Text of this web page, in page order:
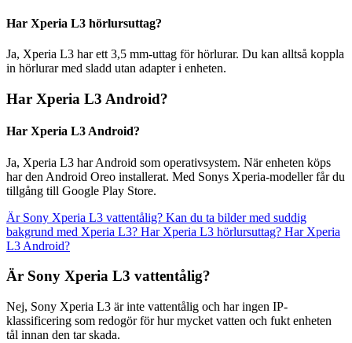
Har Xperia L3 hörlursuttag?
Ja, Xperia L3 har ett 3,5 mm-uttag för hörlurar. Du kan alltså koppla
in hörlurar med sladd utan adapter i enheten.
Har Xperia L3 Android?
Har Xperia L3 Android?
Ja, Xperia L3 har Android som operativsystem. När enheten köps
har den Android Oreo installerat. Med Sonys Xperia-modeller får du
tillgång till Google Play Store.
Är Sony Xperia L3 vattentålig? Kan du ta bilder med suddig
bakgrund med Xperia L3? Har Xperia L3 hörlursuttag? Har Xperia
L3 Android?
Är Sony Xperia L3 vattentålig?
Nej, Sony Xperia L3 är inte vattentålig och har ingen IP-
klassificering som redogör för hur mycket vatten och fukt enheten
tål innan den tar skada.